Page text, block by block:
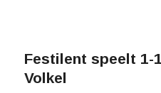
Festilent speelt 1-
Volkel